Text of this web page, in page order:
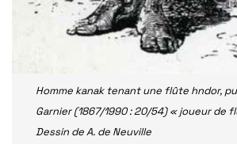
Homme kanak tenant une flûte hndor,
Garnier (1867/1990 : 20/54) « joueur de
Dessin de A. de Neuville